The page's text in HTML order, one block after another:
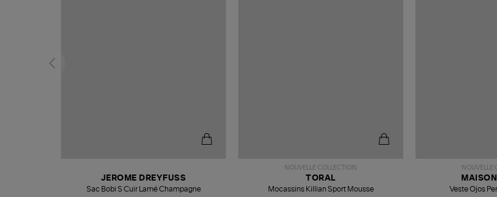
JEROME DREYFUSS
Sac Bobi S Cuir Lamé Champagne
NOUVELLE COLLECTION
TORAL
Mocassins Killian Sport Mousse
NOUVELLE
Veste Ojos